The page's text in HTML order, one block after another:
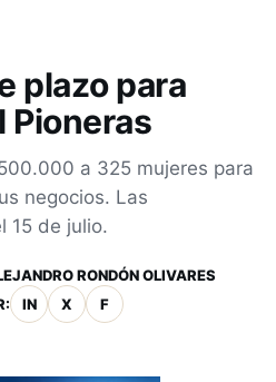
plazo para
Pioneras
a 325 mujeres para
negocios. Las
15 de julio.
RONDÓN OLIVARES
IN X F